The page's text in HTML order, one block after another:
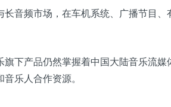
音频市场，在车机系统、广播节目
下产品仍然掌握着中国大陆音乐流媒
乐人合作资源。